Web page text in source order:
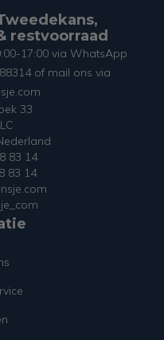
restvoorraad
17:00 via WhatsApp
of mail ons via
33
83 14
83 14